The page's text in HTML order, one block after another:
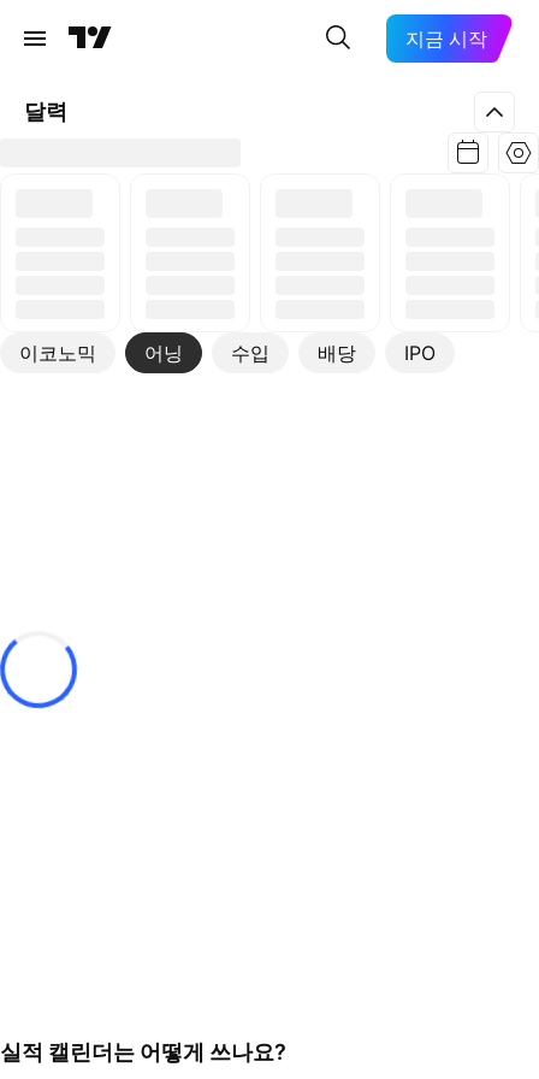
지금 시작
달력
이코노믹 어닝 수입 배당 IPO
더보기
실적 캘린더는 어떻게 쓰나요?